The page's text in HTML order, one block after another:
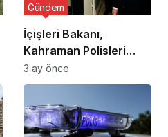
İçişleri Bakanı,
Kahraman Polisleri
Ziyaret Etti
Gündem
3 ay önce